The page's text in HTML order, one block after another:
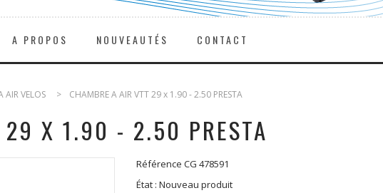
A PROPOS NOUVEAUTÉS CONTACT
AIR VELOS > CHAMBRE A AIR VTT 29 x 1.90 - 2.50 PRESTA
29 X 1.90 - 2.50 PRESTA
Référence CG 478591
État : Nouveau produit